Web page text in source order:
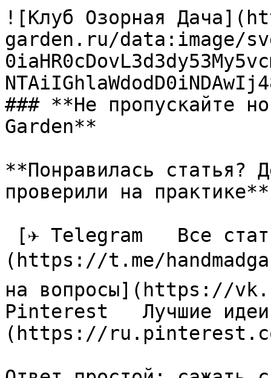
![Клуб Озорная
garden.ru/data:image/
### **Не пропускайте
Garden**
**Понравилась статья?
проверили на практике**
(https://t.me/
на вопросы](https://
Pinterest   Лучшие
(https://